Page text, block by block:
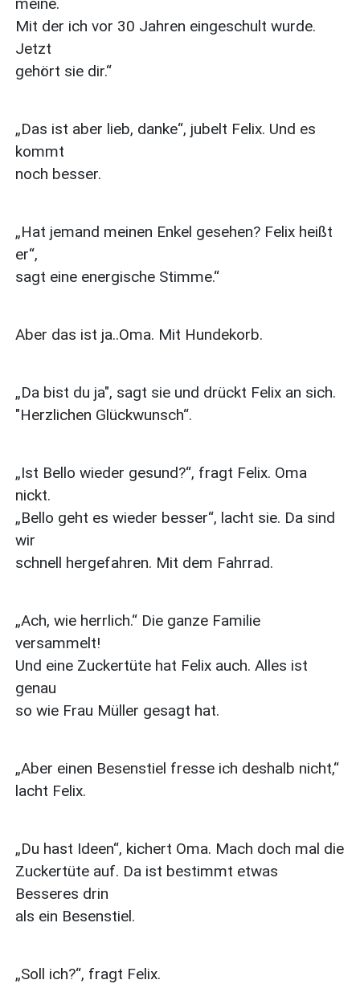
Mit der ich vor 30 Jahren eingeschult wurde.
Jetzt
gehört sie dir.“
„Das ist aber lieb, danke“, jubelt Felix. Und es
kommt
noch besser.
„Hat jemand meinen Enkel gesehen? Felix heißt
er“,
sagt eine energische Stimme.“
Aber das ist ja..Oma. Mit Hundekorb.
„Da bist du ja", sagt sie und drückt Felix an sich.
"Herzlichen Glückwunsch“.
„Ist Bello wieder gesund?“, fragt Felix. Oma
nickt.
„Bello geht es wieder besser“, lacht sie. Da sind
wir
schnell hergefahren. Mit dem Fahrrad.
„Ach, wie herrlich.“ Die ganze Familie
versammelt!
Und eine Zuckertüte hat Felix auch. Alles ist
genau
so wie Frau Müller gesagt hat.
„Aber einen Besenstiel fresse ich deshalb nicht,“
lacht Felix.
„Du hast Ideen“, kichert Oma. Mach doch mal die
Zuckertüte auf. Da ist bestimmt etwas
Besseres drin
als ein Besenstiel.
„Soll ich?“, fragt Felix.